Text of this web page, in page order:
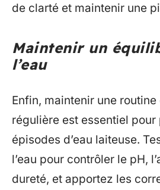
de clarté et maintenir une
Maintenir un
l’eau
Enfin, maintenir une routine
régulière est essentiel pour
épisodes d’eau laiteuse.
l’eau pour contrôler le pH,
dureté, et apportez les